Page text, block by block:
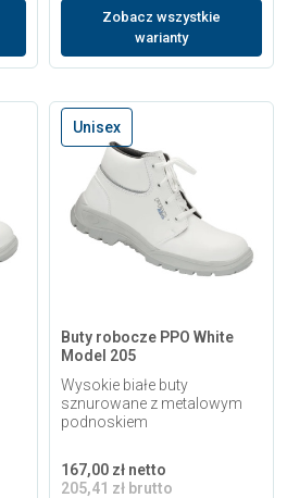
Zobacz wszystkie
warianty
Unisex
Buty robocze PPO White
Model 205
Wysokie białe buty
sznurowane z metalowym
podnoskiem
167,00 zł netto
205,41 zł brutto